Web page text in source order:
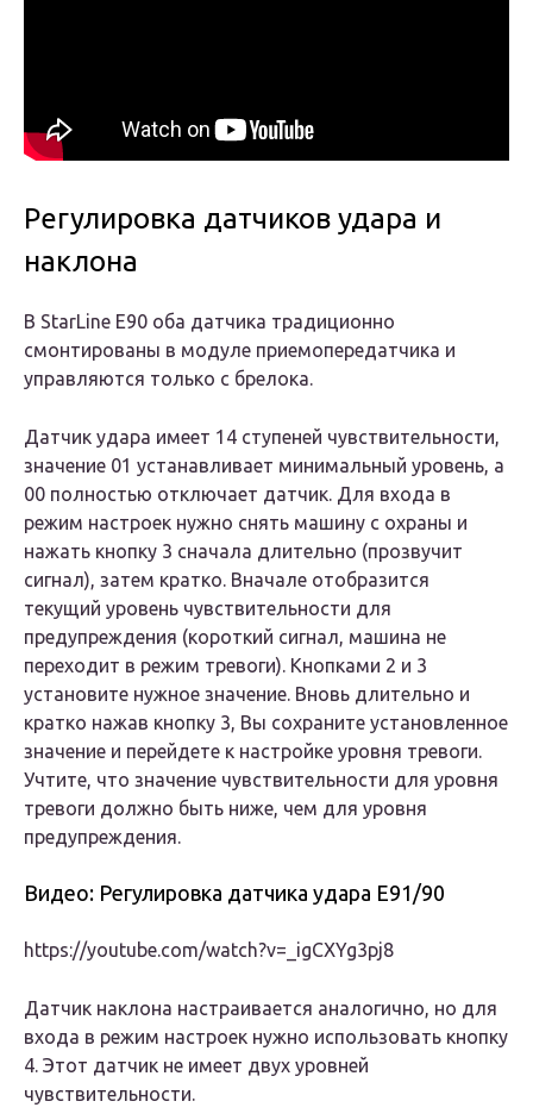
Регулировка датчиков удара и
наклона
В StarLine E90 оба датчика традиционно
смонтированы в модуле приемопередатчика и
управляются только с брелока.
Датчик удара имеет 14 ступеней чувствительности,
значение 01 устанавливает минимальный уровень, а
00 полностью отключает датчик. Для входа в
режим настроек нужно снять машину с охраны и
нажать кнопку 3 сначала длительно (прозвучит
сигнал), затем кратко. Вначале отобразится
текущий уровень чувствительности для
предупреждения (короткий сигнал, машина не
переходит в режим тревоги). Кнопками 2 и 3
установите нужное значение. Вновь длительно и
кратко нажав кнопку 3, Вы сохраните установленное
значение и перейдете к настройке уровня тревоги.
Учтите, что значение чувствительности для уровня
тревоги должно быть ниже, чем для уровня
предупреждения.
Видео: Регулировка датчика удара Е91/90
https://youtube.com/watch?v=_igCXYg3pj8
Датчик наклона настраивается аналогично, но для
входа в режим настроек нужно использовать кнопку
4. Этот датчик не имеет двух уровней
чувствительности.